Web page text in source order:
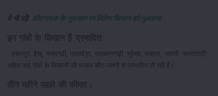
ये भी पढ़ें: कीटनाशक के नुकसान पर मिलेगा किसान को मुआबजा
- हसनपुर, ईखू, मसंदगढ़ी, पालखेड़ा, रायकरनगढ़ी, भूरेखा, मरहला, नावली, सामंतागढ़ी
सहित कई गांवों के किसानों की फसल कीट-पतंगों से प्रभावित हो रहीं हैं।